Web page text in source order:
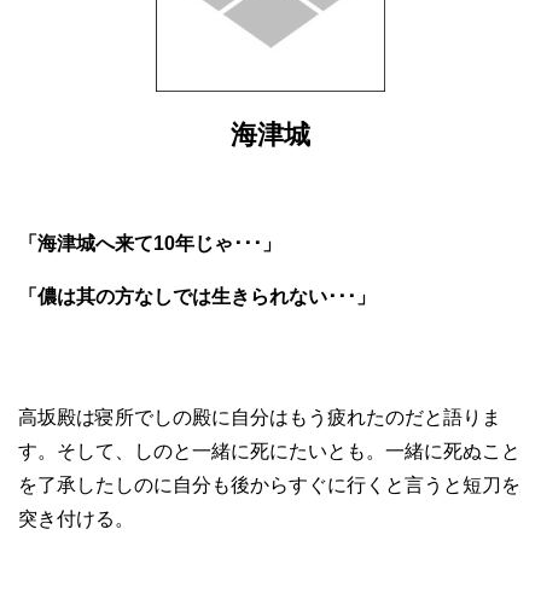
海津城
「海津城へ来て10年じゃ･･･」
「儂は其の方なしでは生きられない･･･」
高坂殿は寝所でしの殿に自分はもう疲れたのだと語りま
す。そして、しのと一緒に死にたいとも。一緒に死ぬこと
を了承したしのに自分も後からすぐに行くと言うと短刀を
突き付ける。